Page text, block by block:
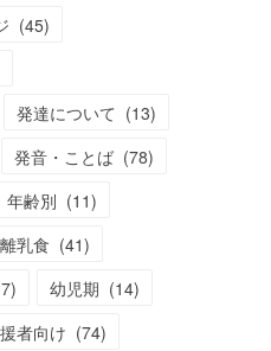
(45)
発達について (13)
発音・ことば (78)
年齢別 (11)
離乳食 (41)
) 幼児期 (14)
者向け (74)